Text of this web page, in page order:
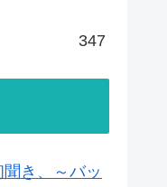
347
き、～バッ